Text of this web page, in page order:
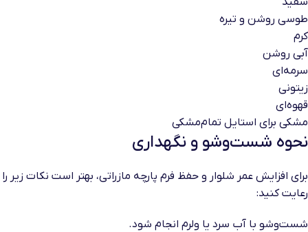
طوسی روشن و تیره
کرم
آبی روشن
سرمه‌ای
زیتونی
قهوه‌ای
مشکی برای استایل تمام‌مشکی
نحوه شست‌وشو و نگهداری
برای افزایش عمر شلوار و حفظ فرم پارچه مازراتی، بهتر است نکات زیر را
رعایت کنید:
شست‌وشو با آب سرد یا ولرم انجام شود.